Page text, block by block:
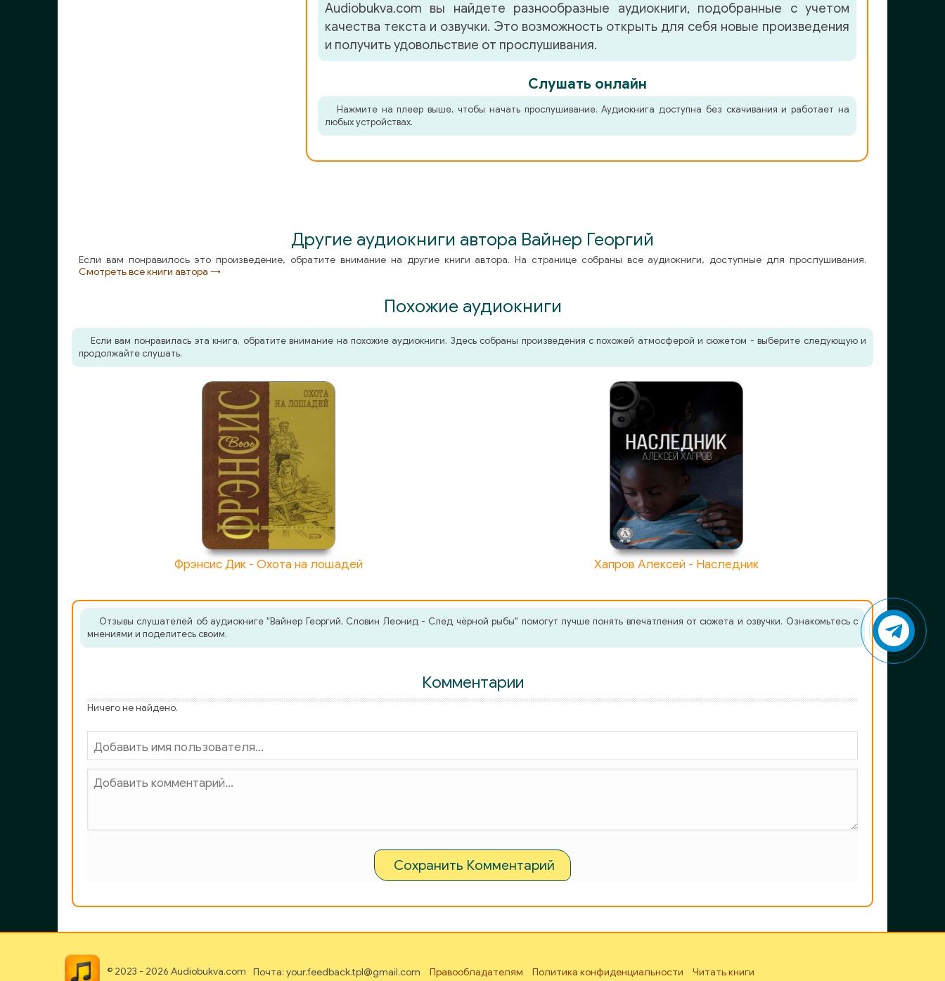
Audiobukva.com вы найдете разнообразные аудиокниги, подобранные с учетом
качества текста и озвучки. Это возможность открыть для себя новые произведения
и получить удовольствие от прослушивания.
Слушать онлайн
Нажмите на плеер выше, чтобы начать прослушивание. Аудиокнига доступна без скачивания и работает на
любых устройствах.
Другие аудиокниги автора Вайнер Георгий
Если вам понравилось это произведение, обратите внимание на другие книги автора. На странице собраны все аудиокниги, доступные для прослушивания.
Смотреть все книги автора →
Похожие аудиокниги
Если вам понравилась эта книга, обратите внимание на похожие аудиокниги. Здесь собраны произведения с похожей атмосферой и сюжетом - выберите следующую и
продолжайте слушать.
Фрэнсис Дик - Охота на лошадей Хапров Алексей - Наследник
Отзывы слушателей об аудиокниге "Вайнер Георгий, Словин Леонид - След чёрной рыбы" помогут лучше понять впечатления от сюжета и озвучки. Ознакомьтесь с
мнениями и поделитесь своим.
Комментарии
Ничего не найдено.
Сохранить Комментарий
© 2023 - 2026 Audiobukva.com Почта: your.feedback.tpl@gmail.com Правообладателям Политика конфиденциальности Читать книги